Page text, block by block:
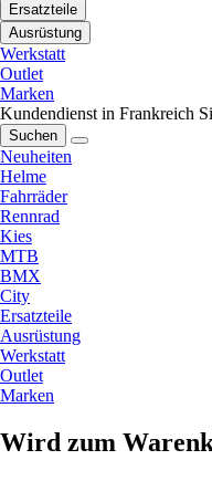
Ersatzteile
Ausrüstung
Werkstatt
Outlet
Marken
Kundendienst in Frankreich
Suchen
Neuheiten
Helme
Fahrräder
Rennrad
Kies
MTB
BMX
City
Ersatzteile
Ausrüstung
Werkstatt
Outlet
Marken
Wird zum